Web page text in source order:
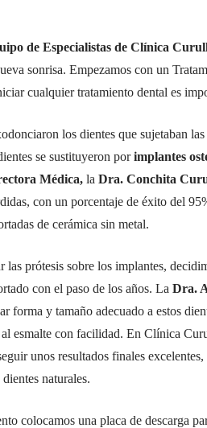
de Especialistas de Clínica
sonrisa. Empezamos con un
cualquier tratamiento dental es
los dientes que sujetaban
se sustituyeron porimplantes
Médica, la Dra. Conchita
con un porcentaje de éxito del
de cerámica sin metal.
las prótesis sobre los implantes,
con el paso de los años. La Dra.
forma y tamaño adecuado a estos
al esmalte con facilidad. En Clínica
unos resultados finales
naturales.
colocamos una placa de descarga